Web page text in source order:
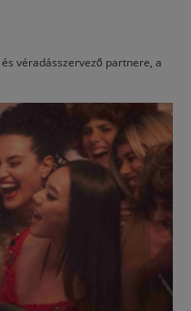
véradásszervező partnere, a